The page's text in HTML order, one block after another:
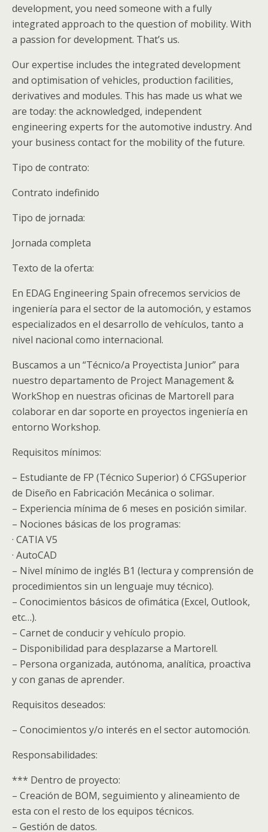
development, you need someone with a fully
integrated approach to the question of mobility. With
a passion for development. That’s us.
Our expertise includes the integrated development
and optimisation of vehicles, production facilities,
derivatives and modules. This has made us what we
are today: the acknowledged, independent
engineering experts for the automotive industry. And
your business contact for the mobility of the future.
Tipo de contrato:
Contrato indefinido
Tipo de jornada:
Jornada completa
Texto de la oferta:
En EDAG Engineering Spain ofrecemos servicios de
ingeniería para el sector de la automoción, y estamos
especializados en el desarrollo de vehículos, tanto a
nivel nacional como internacional.
Buscamos a un “Técnico/a Proyectista Junior” para
nuestro departamento de Project Management &
WorkShop en nuestras oficinas de Martorell para
colaborar en dar soporte en proyectos ingeniería en
entorno Workshop.
Requisitos mínimos:
– Estudiante de FP (Técnico Superior) ó CFGSuperior
de Diseño en Fabricación Mecánica o solimar.
– Experiencia mínima de 6 meses en posición similar.
– Nociones básicas de los programas:
· CATIA V5
· AutoCAD
– Nivel mínimo de inglés B1 (lectura y comprensión de
procedimientos sin un lenguaje muy técnico).
– Conocimientos básicos de ofimática (Excel, Outlook,
etc…).
– Carnet de conducir y vehículo propio.
– Disponibilidad para desplazarse a Martorell.
– Persona organizada, autónoma, analítica, proactiva
y con ganas de aprender.
Requisitos deseados:
– Conocimientos y/o interés en el sector automoción.
Responsabilidades:
*** Dentro de proyecto:
– Creación de BOM, seguimiento y alineamiento de
esta con el resto de los equipos técnicos.
– Gestión de datos.